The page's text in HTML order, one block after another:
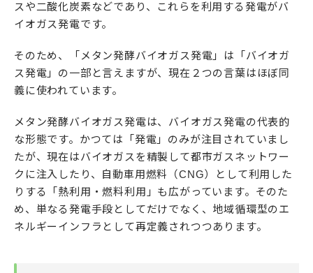
スや二酸化炭素などであり、これらを利用する発電がバ
イオガス発電です。
そのため、「メタン発酵バイオガス発電」は「バイオガ
ス発電」の一部と言えますが、現在２つの言葉はほぼ同
義に使われています。
メタン発酵バイオガス発電は、バイオガス発電の代表的
な形態です。かつては「発電」のみが注目されていまし
たが、現在はバイオガスを精製して都市ガスネットワー
クに注入したり、自動車用燃料（CNG）として利用した
りする「熱利用・燃料利用」も広がっています。そのた
め、単なる発電手段としてだけでなく、地域循環型のエ
ネルギーインフラとして再定義されつつあります。